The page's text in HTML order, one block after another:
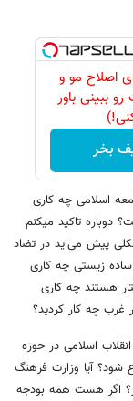
اصلاح مو و
ببینی باور
بخر
اسلامی چه کاری
دوباره تاکید میکنم
پیش می‌اید در تضاد
زیستی چه کاری
هستند چه کاری
غرب چه کار کردید؟
اسلامی در حوزه
شود؟ آیا وزارت فرهنگ
اگر هست همه بودجه